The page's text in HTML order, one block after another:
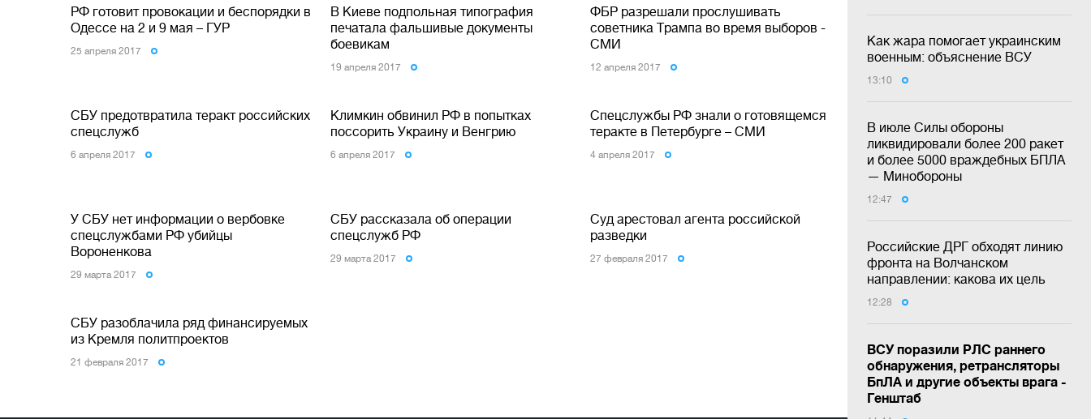
Как жара помогает украинским
военным: объяснение ВСУ
13:10
В июле Силы обороны
ликвидировали более 200 ракет
и более 5000 враждебных БПЛА
— Минобороны
12:47
Российские ДРГ обходят линию
фронта на Волчанском
направлении: какова их цель
12:28
ВСУ поразили РЛС раннего
обнаружения, ретрансляторы
БпЛА и другие объекты врага -
Генштаб
РФ готовит провокации и беспорядки в
Одессе на 2 и 9 мая – ГУР
25 апреля 2017
В Киеве подпольная типография
печатала фальшивые документы
боевикам
19 апреля 2017
ФБР разрешали прослушивать
советника Трампа во время выборов -
СМИ
12 апреля 2017
СБУ предотвратила теракт российских
спецслужб
6 апреля 2017
Климкин обвинил РФ в попытках
поссорить Украину и Венгрию
6 апреля 2017
Спецслужбы РФ знали о готовящемся
теракте в Петербурге – СМИ
4 апреля 2017
У СБУ нет информации о вербовке
спецслужбами РФ убийцы
Вороненкова
29 марта 2017
СБУ рассказала об операции
спецслужб РФ
29 марта 2017
Суд арестовал агента российской
разведки
27 февраля 2017
СБУ разоблачила ряд финансируемых
из Кремля политпроектов
21 февраля 2017